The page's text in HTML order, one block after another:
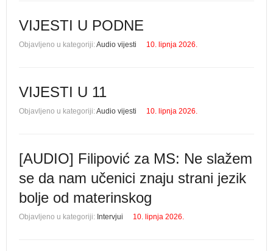
VIJESTI U PODNE
Objavljeno u kategoriji:Audio vijesti 10. lipnja 2026.
VIJESTI U 11
Objavljeno u kategoriji:Audio vijesti 10. lipnja 2026.
[AUDIO] Filipović za MS: Ne slažem
se da nam učenici znaju strani jezik
bolje od materinskog
Objavljeno u kategoriji: Intervjui 10. lipnja 2026.